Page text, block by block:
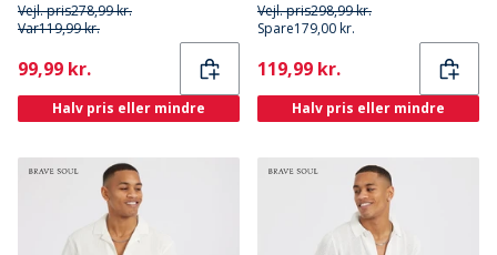
Vejl. pris278,99 kr.
Var119,99 kr.
Current
99,99 kr.
Halv pris eller mindre
Vejl. pris298,99 kr.
Spare179,00 kr.
Current
119,99 kr.
Halv pris eller mindre